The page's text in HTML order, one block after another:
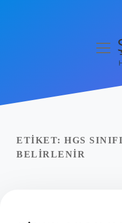
Yasal Uyarı
ETIKET: HGS
BELIRLENIR